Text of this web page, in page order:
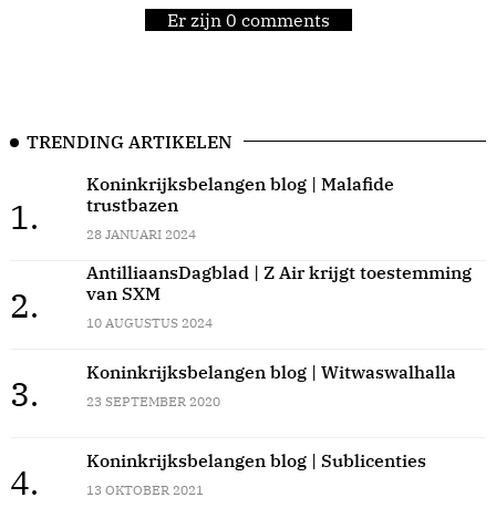
Er zijn 0 comments
TRENDING ARTIKELEN
1.
Koninkrijksbelangen blog | Malafide
trustbazen
28 JANUARI 2024
2.
AntilliaansDagblad | Z Air krijgt toestemming
van SXM
10 AUGUSTUS 2024
3.
Koninkrijksbelangen blog | Witwaswalhalla
23 SEPTEMBER 2020
4.
Koninkrijksbelangen blog | Sublicenties
13 OKTOBER 2021